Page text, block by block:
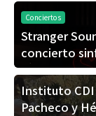
Conciertos
Stranger
concierto
Instituto CDI
Pacheco y